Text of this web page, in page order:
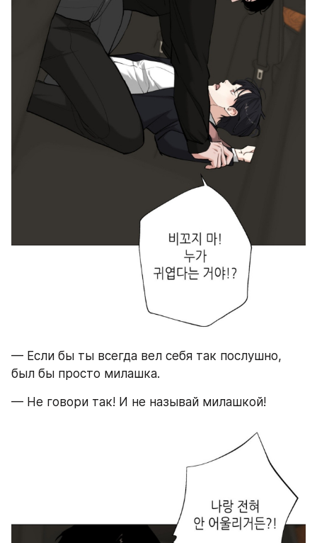
— Если бы ты всегда вел себя так послушно,
был бы просто милашка.
— Не говори так! И не называй милашкой!